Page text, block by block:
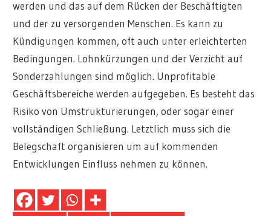
werden und das auf dem Rücken der Beschäftigten
und der zu versorgenden Menschen. Es kann zu
Kündigungen kommen, oft auch unter erleichterten
Bedingungen. Lohnkürzungen und der Verzicht auf
Sonderzahlungen sind möglich. Unprofitable
Geschäftsbereiche werden aufgegeben. Es besteht das
Risiko von Umstrukturierungen, oder sogar einer
vollständigen Schließung. Letztlich muss sich die
Belegschaft organisieren um auf kommenden
Entwicklungen Einfluss nehmen zu können.